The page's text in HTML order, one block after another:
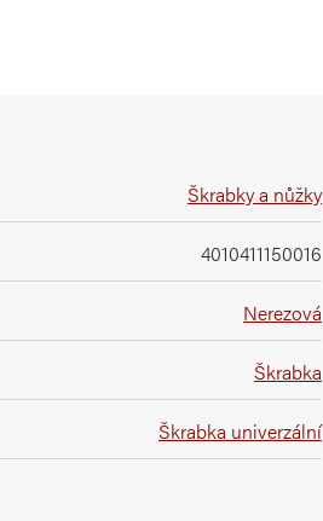
Škrabky a nůžky
4010411150016
Nerezová
Škrabka
Škrabka univerzální